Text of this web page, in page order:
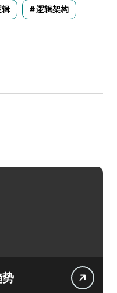
辑 逻辑架构